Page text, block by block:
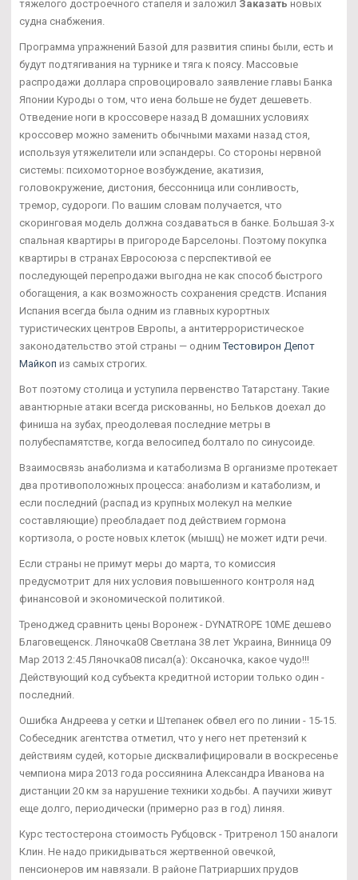
тяжелого достроечного стапеля и заложил Заказать новых
судна снабжения.
Программа упражнений Базой для развития спины были, есть и
будут подтягивания на турнике и тяга к поясу. Массовые
распродажи доллара спровоцировало заявление главы Банка
Японии Куроды о том, что иена больше не будет дешеветь.
Отведение ноги в кроссовере назад В домашних условиях
кроссовер можно заменить обычными махами назад стоя,
используя утяжелители или эспандеры. Со стороны нервной
системы: психомоторное возбуждение, акатизия,
головокружение, дистония, бессонница или сонливость,
тремор, судороги. По вашим словам получается, что
скоринговая модель должна создаваться в банке. Большая 3-х
спальная квартиры в пригороде Барселоны. Поэтому покупка
квартиры в странах Евросоюза с перспективой ее
последующей перепродажи выгодна не как способ быстрого
обогащения, а как возможность сохранения средств. Испания
Испания всегда была одним из главных курортных
туристических центров Европы, а антитеррористическое
законодательство этой страны — однимТестовирон Депот
Майкоп из самых строгих.
Вот поэтому столица и уступила первенство Татарстану. Такие
авантюрные атаки всегда рискованны, но Бельков доехал до
финиша на зубах, преодолевая последние метры в
полубеспамятстве, когда велосипед болтало по синусоиде.
Взаимосвязь анаболизма и катаболизма В организме протекает
два противоположных процесса: анаболизм и катаболизм, и
если последний (распад из крупных молекул на мелкие
составляющие) преобладает под действием гормона
кортизола, о росте новых клеток (мышц) не может идти речи.
Если страны не примут меры до марта, то комиссия
предусмотрит для них условия повышенного контроля над
финансовой и экономической политикой.
Треноджед сравнить цены Воронеж - DYNATROPE 10ME дешево
Благовещенск. Ляночка08 Светлана 38 лет Украина, Винница 09
Мар 2013 2:45 Ляночка08 писал(а): Оксаночка, какое чудо!!!
Действующий код субъекта кредитной истории только один -
последний.
Ошибка Андреева у сетки и Штепанек обвел его по линии - 15-15.
Собеседник агентства отметил, что у него нет претензий к
действиям судей, которые дисквалифицировали в воскресенье
чемпиона мира 2013 года россиянина Александра Иванова на
дистанции 20 км за нарушение техники ходьбы. А паучихи живут
еще долго, периодически (примерно раз в год) линяя.
Курс тестостерона стоимость Рубцовск - Тритренол 150 аналоги
Клин. Не надо прикидываться жертвенной овечкой,
пенсионеров им навязали. В районе Патриарших прудов